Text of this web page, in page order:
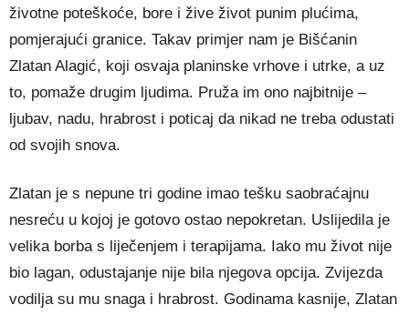
životne poteškoće, bore i žive život punim plućima,
pomjerajući granice. Takav primjer nam je Bišćanin
Zlatan Alagić, koji osvaja planinske vrhove i utrke, a uz
to, pomaže drugim ljudima. Pruža im ono najbitnije –
ljubav, nadu, hrabrost i poticaj da nikad ne treba odustati
od svojih snova.
Zlatan je s nepune tri godine imao tešku saobraćajnu
nesreću u kojoj je gotovo ostao nepokretan. Uslijedila je
velika borba s liječenjem i terapijama. Iako mu život nije
bio lagan, odustajanje nije bila njegova opcija. Zvijezda
vodilja su mu snaga i hrabrost. Godinama kasnije, Zlatan